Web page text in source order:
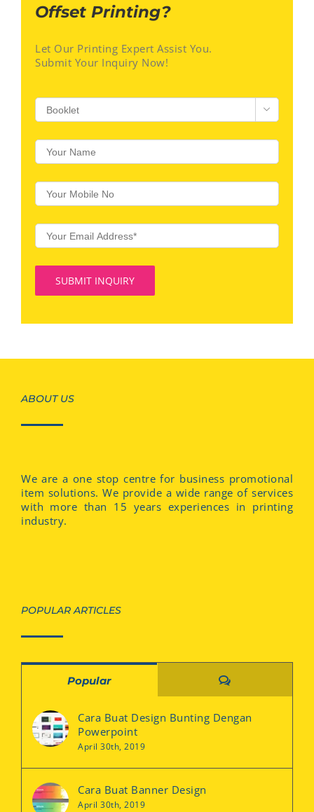
Offset Printing?
Let Our Printing Expert Assist You.
Submit Your Inquiry Now!

ABOUT US
We are a one stop centre for business promotional
item solutions. We provide a wide range of services
with more than 15 years experiences in printing
industry.
POPULAR ARTICLES
Popular Comments
Cara Buat Design Bunting Dengan
Powerpoint
April 30th, 2019
Cara Buat Banner Design
April 30th, 2019